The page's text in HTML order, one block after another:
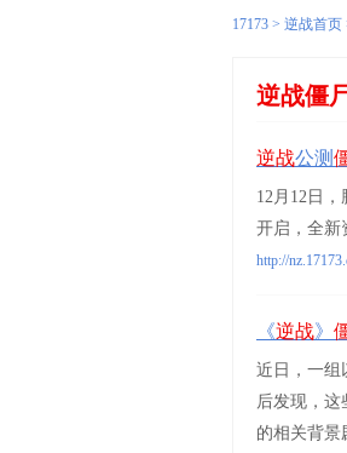
17173 > 逆战首页
逆战僵
逆战公测
12月12日
开启，全新
http://
《逆战》
近日，一组
后发现，这
的相关背景